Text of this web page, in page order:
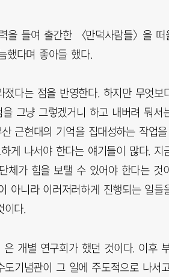
을 들여 출간한 〈만덕사람들〉을 떠
했다며 좋아들 했다.
다는 점을 반영한다. 하지만 무엇보
그냥 그렇겠거니 하고 내버려 둬서
근현대의 기억을 집대성하는 작업을
게 나서야 한다는 얘기들이 많다. 지
체가 힘을 보탤 수 있어야 한다는 것
아니라 이러저러하게 진행되는 일들
이다.
개별 연구회가 했던 것이다. 이후
기념관이 그 일에 주도적으로 나서